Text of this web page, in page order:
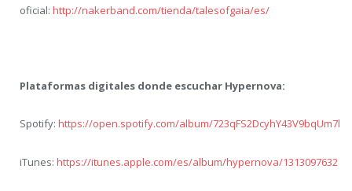
oficial: http://nakerband.com/tienda/talesofgaia/es/
Plataformas digitales donde escuchar Hypernova:
Spotify: https://open.spotify.com/album/723qFS2DcyhY43V9bqUm7l
iTunes: https://itunes.apple.com/es/album/hypernova/1313097632